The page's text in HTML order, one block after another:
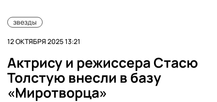
звезды
12 ОКТЯБРЯ 2025 13:21
Актрису и режиссера Стасю
Толстую внесли в базу
«Миротворца»